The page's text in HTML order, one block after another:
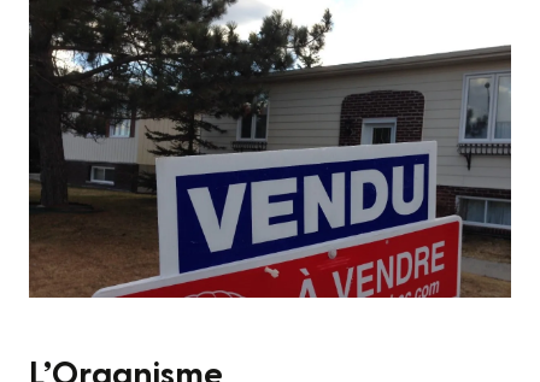
L’Organisme